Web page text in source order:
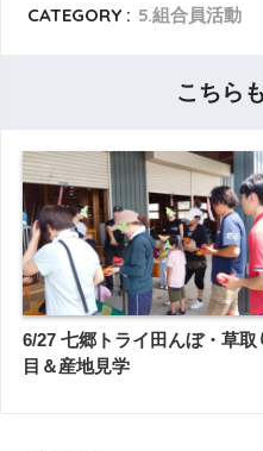
CATEGORY : 5.組合員活動
こちら
6/27 七郷トライ田んぼ・草取
目＆産地見学